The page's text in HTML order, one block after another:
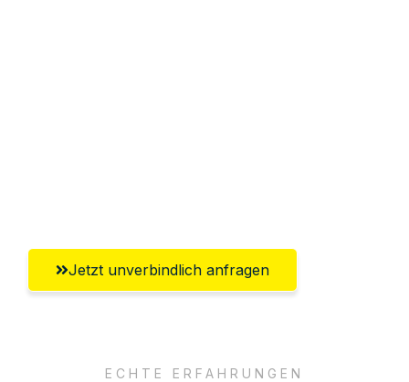
Jetzt unverbindlich anfragen
ECHTE ERFAHRUNGEN